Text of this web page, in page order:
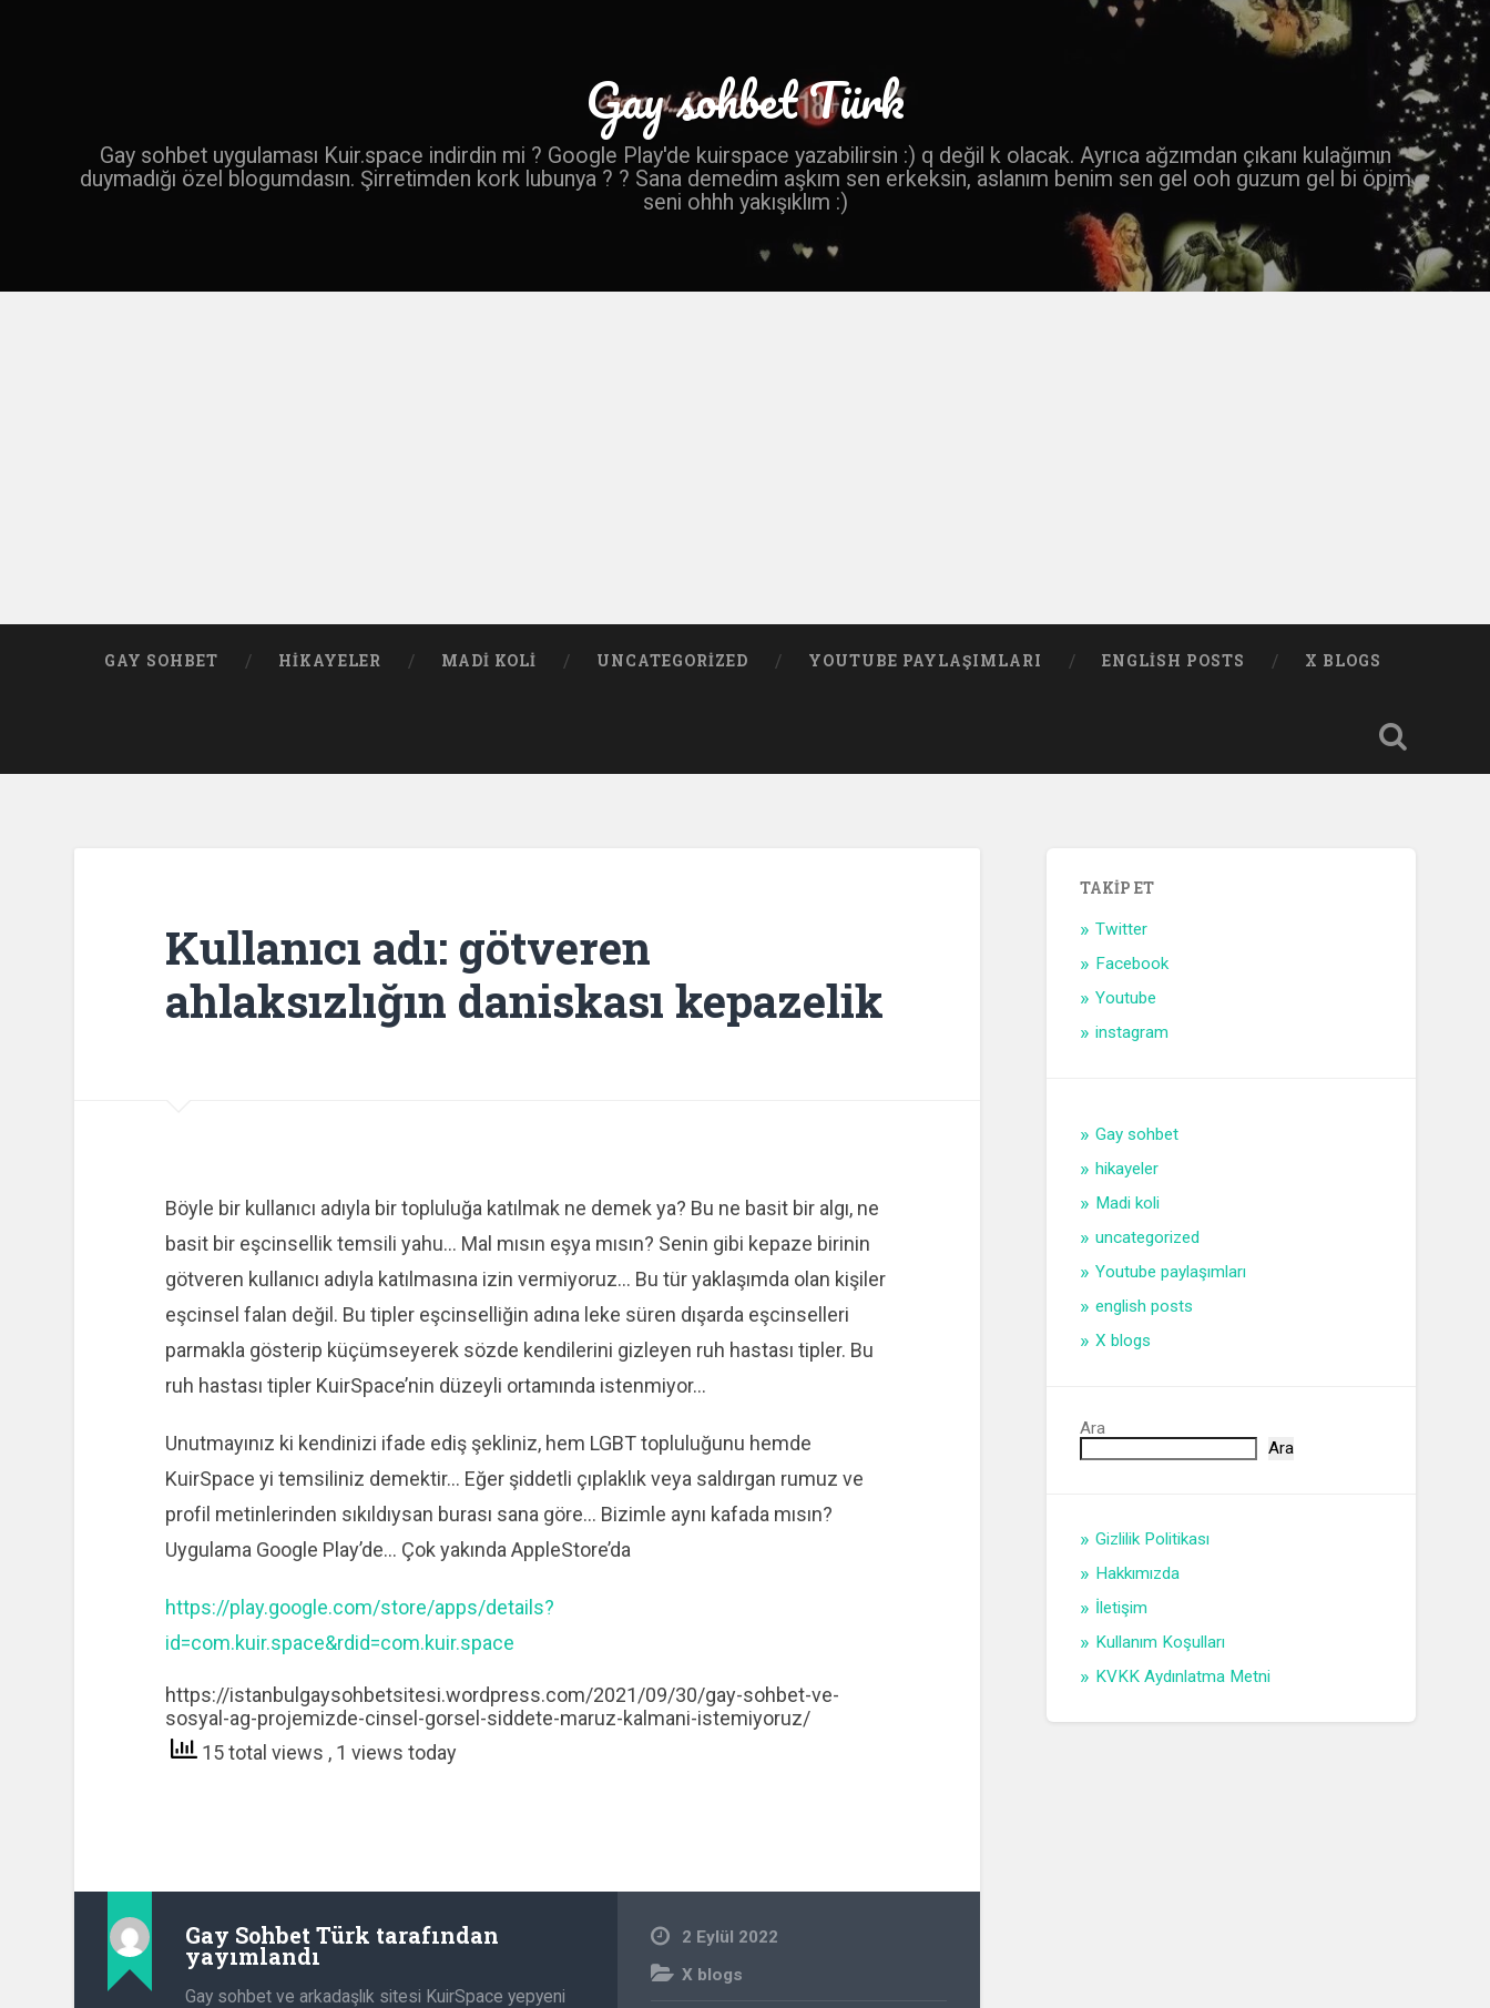
Gay sohbet Türk
Gay sohbet uygulaması Kuir.space indirdin mi ? Google Play'de kuirspace yazabilirsin :) q değil k olacak. Ayrıca ağzımdan çıkanı kulağımın
duymadığı özel blogumdasın. Şirretimden kork lubunya ? ? Sana demedim aşkım sen erkeksin, aslanım benim sen gel ooh guzum gel bi öpim
seni ohhh yakışıklım :)
GAY SOHBET HIKAYELER MADI KOLI UNCATEGORIZED YOUTUBE PAYLAŞIMLARI ENGLISH POSTS X BLOGS
Kullanıcı adı: götveren
ahlaksızlığın daniskası kepazelik
Böyle bir kullanıcı adıyla bir topluluğa katılmak ne demek ya? Bu ne basit bir algı, ne
basit bir eşcinsellik temsili yahu… Mal mısın eşya mısın? Senin gibi kepaze birinin
götveren kullanıcı adıyla katılmasına izin vermiyoruz… Bu tür yaklaşımda olan kişiler
eşcinsel falan değil. Bu tipler eşcinselliğin adına leke süren dışarda eşcinselleri
parmakla gösterip küçümseyerek sözde kendilerini gizleyen ruh hastası tipler. Bu
ruh hastası tipler KuirSpace’nin düzeyli ortamında istenmiyor…
Unutmayınız ki kendinizi ifade ediş şekliniz, hem LGBT topluluğunu hemde
KuirSpace yi temsiliniz demektir… Eğer şiddetli çıplaklık veya saldırgan rumuz ve
profil metinlerinden sıkıldıysan burası sana göre… Bizimle aynı kafada mısın?
Uygulama Google Play’de… Çok yakında AppleStore’da
https://play.google.com/store/apps/details?
id=com.kuir.space&rdid=com.kuir.space
https://istanbulgaysohbetsitesi.wordpress.com/2021/09/30/gay-sohbet-ve-
sosyal-ag-projemizde-cinsel-gorsel-siddete-maruz-kalmani-istemiyoruz/
15 total views , 1 views today
Gay Sohbet Türk tarafından
yayımlandı
Gay sohbet ve arkadaşlık sitesi KuirSpace yepyeni
2 Eylül 2022
X blogs
TAKIP ET
Twitter
Facebook
Youtube
instagram
Gay sohbet
hikayeler
Madi koli
uncategorized
Youtube paylaşımları
english posts
X blogs
Ara
Ara
Gizlilik Politikası
Hakkımızda
İletişim
Kullanım Koşulları
KVKK Aydınlatma Metni